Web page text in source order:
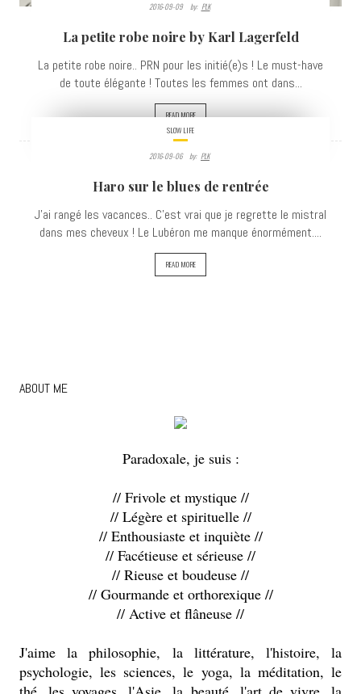
2016-09-09 By: PLK
La petite robe noire by Karl Lagerfeld
La petite robe noire.. PRN pour les initié(e)s ! Le must-have
de toute élégante ! Toutes les femmes ont dans...
READ MORE
SLOW LIFE
2016-09-06 By: PLK
Haro sur le blues de rentrée
J'ai rangé les vacances.. C'est vrai que je regrette le mistral
dans mes cheveux ! Le Lubéron me manque énormément....
READ MORE
ABOUT ME
Paradoxale, je suis :
// Frivole et mystique //
// Légère et spirituelle //
// Enthousiaste et inquiète //
// Facétieuse et sérieuse //
// Rieuse et boudeuse //
// Gourmande et orthorexique //
// Active et flâneuse //
J'aime la philosophie, la littérature, l'histoire, la
psychologie, les sciences, le yoga, la méditation, le